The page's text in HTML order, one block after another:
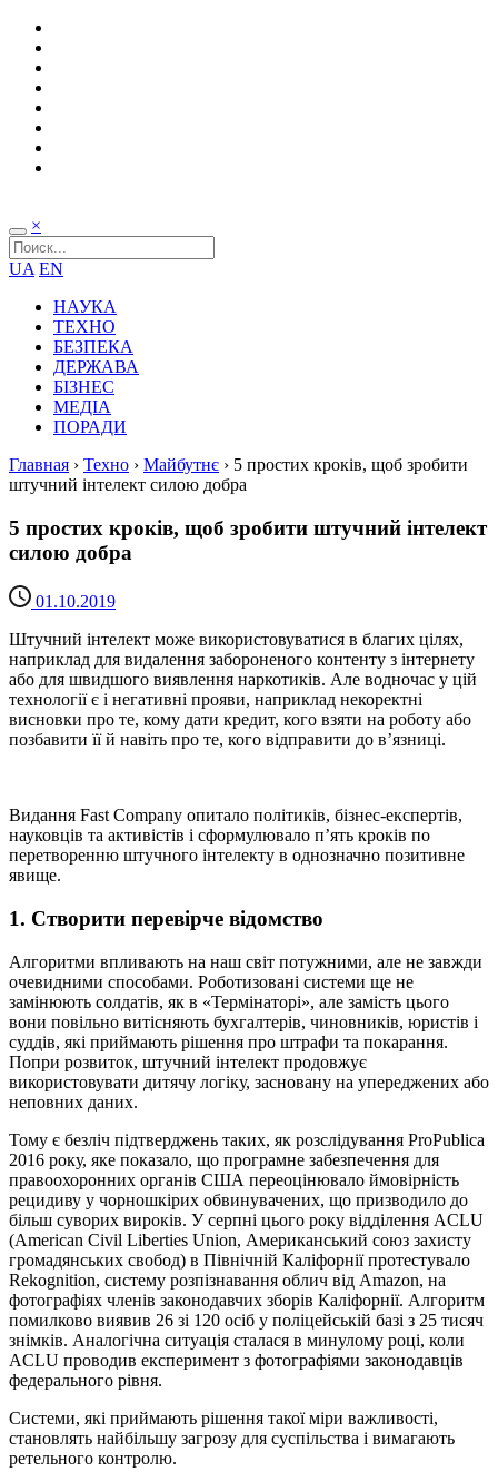
×
UA EN
НАУКА
ТЕХНО
БЕЗПЕКА
ДЕРЖАВА
БІЗНЕС
МЕДІА
ПОРАДИ
Главная › Техно › Майбутнє › 5 простих кроків, щоб зробити
штучний інтелект силою добра
5 простих кроків, щоб зробити штучний інтелект
силою добра
01.10.2019
Штучний інтелект може використовуватися в благих цілях,
наприклад для видалення забороненого контенту з інтернету
або для швидшого виявлення наркотиків. Але водночас у цій
технології є і негативні прояви, наприклад некоректні
висновки про те, кому дати кредит, кого взяти на роботу або
позбавити її й навіть про те, кого відправити до в’язниці.
Видання Fast Company опитало політиків, бізнес-експертів,
науковців та активістів і сформулювало п’ять кроків по
перетворенню штучного інтелекту в однозначно позитивне
явище.
1. Створити перевірче відомство
Алгоритми впливають на наш світ потужними, але не завжди
очевидними способами. Роботизовані системи ще не
замінюють солдатів, як в «Термінаторі», але замість цього
вони повільно витісняють бухгалтерів, чиновників, юристів і
суддів, які приймають рішення про штрафи та покарання.
Попри розвиток, штучний інтелект продовжує
використовувати дитячу логіку, засновану на упереджених або
неповних даних.
Тому є безліч підтверджень таких, як розслідування ProPublica
2016 року, яке показало, що програмне забезпечення для
правоохоронних органів США переоцінювало ймовірність
рецидиву у чорношкірих обвинувачених, що призводило до
більш суворих вироків. У серпні цього року відділення ACLU
(American Civil Liberties Union, Американський союз захисту
громадянських свобод) в Північній Каліфорнії протестувало
Rekognition, систему розпізнавання облич від Amazon, на
фотографіях членів законодавчих зборів Каліфорнії. Алгоритм
помилково виявив 26 зі 120 осіб у поліцейській базі з 25 тисяч
знімків. Аналогічна ситуація сталася в минулому році, коли
ACLU проводив експеримент з фотографіями законодавців
федерального рівня.
Системи, які приймають рішення такої міри важливості,
становлять найбільшу загрозу для суспільства і вимагають
ретельного контролю.